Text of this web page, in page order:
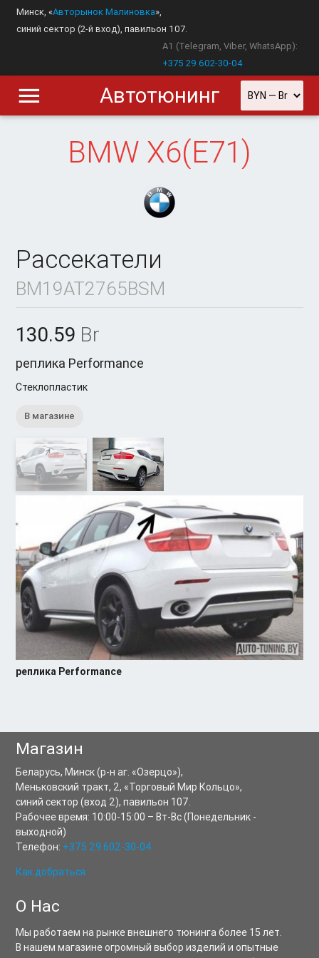
Минск, «Авторынок Малиновка»,
синий сектор (2-й вход), павильон 107.
A1 (Telegram, Viber, WhatsApp):
+375 29 602-30-04
Автотюнинг
BMW X6(E71)
Рассекатели
BM19AT2765BSM
реплика Performance
130.59 Br
реплика Performance
Стеклопластик
В магазине
Магазин
Беларусь,Минск(р-н аг. «Озерцо»),
Меньковский тракт, 2, «Торговый Мир Кольцо»,
синий сектор (вход 2), павильон 107.
Рабочее время: 10:00-15:00 –Вт-Вс(Понедельник -
выходной)
Телефон: +375 29 602-30-04
Как добраться
О Нас
Мы работаем на рынке внешнего тюнинга более 15 лет.
В нашем магазине огромный выбор изделий и опытные